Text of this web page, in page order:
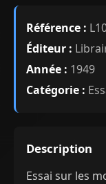
Référence :
Éditeur :
Année : 1949
Catégorie :
Description
Essai sur les